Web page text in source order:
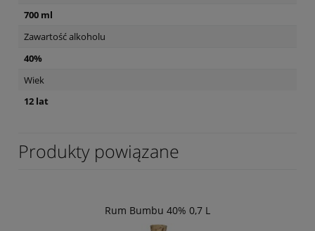
700 ml
Zawartość alkoholu
40%
Wiek
12 lat
Produkty powiązane
Rum Bumbu 40% 0,7 L